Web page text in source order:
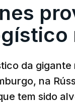
da gigante
na
tem sido